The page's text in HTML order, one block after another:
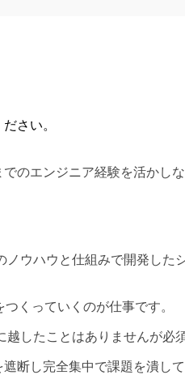
さい。
のエンジニア経験を活かし
ウハウと仕組みで開発した
くっていくのが仕事です。
したことはありませんが必
断し完全集中で課題を潰し